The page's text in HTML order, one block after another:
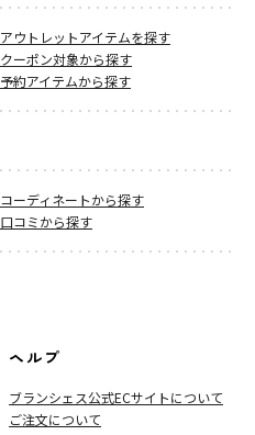
アウトレットアイテムを探す
クーポン対象から探す
予約アイテムから探す
コーディネートから探す
口コミから探す
ヘルプ
ブランシェス公式ECサイトについて
ご注文について